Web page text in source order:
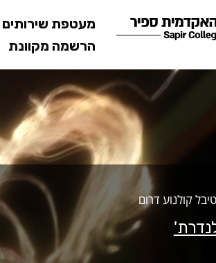
מעטפת שירותים
הרשמה מקוונת
קולנוע דרום